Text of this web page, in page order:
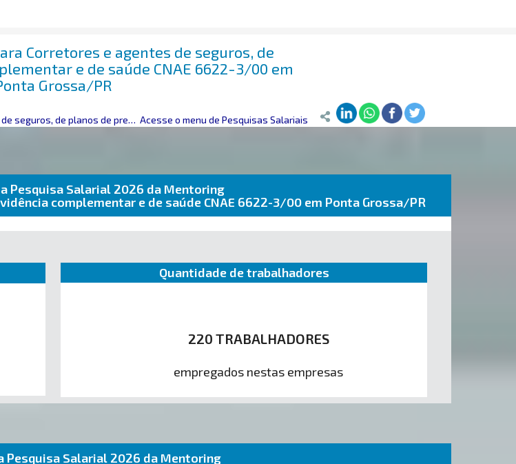
Corretores e agentes de seguros, de
e de saúde CNAE 6622-3/00 em
Grossa/PR
de previdência complementar e de saúde Acesse o menu de Pesquisas Salariais
Pesquisa Salarial 2026 da Mentoring
complementar e de saúde CNAE 6622-3/00 em Ponta Grossa/PR
Quantidade de trabalhadores
220 TRABALHADORES
empregados nestas empresas
Pesquisa Salarial 2026 da Mentoring